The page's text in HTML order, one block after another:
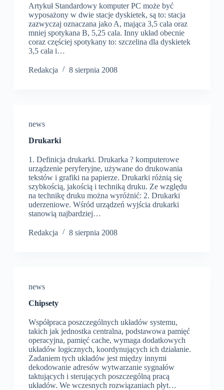
Artykuł Standardowy komputer PC może być
wyposażony w dwie stacje dyskietek, są to: stacja
zazwyczaj oznaczana jako A, mająca 3,5 cala oraz
mniej spotykana B, 5,25 cala. Inny układ obecnie
coraz częściej spotykany to: szczelina dla dyskietek
3,5 cala i…
Redakcja 8 sierpnia 2008
news
Drukarki
1. Definicja drukarki. Drukarka ? komputerowe
urządzenie peryferyjne, używane do drukowania
tekstów i grafiki na papierze. Drukarki różnią się
szybkością, jakością i techniką druku. Ze względu
na technikę druku można wyróżnić: 2. Drukarki
uderzeniowe. Wśród urządzeń wyjścia drukarki
stanowią najbardziej…
Redakcja 8 sierpnia 2008
news
Chipsety
Współpraca poszczególnych układów systemu,
takich jak jednostka centralna, podstawowa pamięć
operacyjna, pamięć cache, wymaga dodatkowych
układów logicznych, koordynujących ich działanie.
Zadaniem tych układów jest między innymi
dekodowanie adresów wytwarzanie sygnałów
taktujących i sterujących poszczególną pracą
układów. We wczesnych rozwiązaniach płyt…